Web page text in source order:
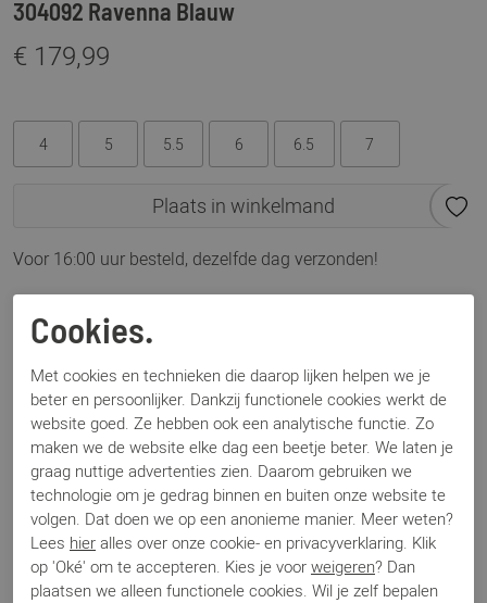
304092 Ravenna Blauw
€ 179,99
4 5 5.5 6 6.5 7
Plaats in winkelmand
Voor 16:00 uur besteld, dezelfde dag verzonden!
Omschrijving
304092 Ravenna H blauw
Specificaties
Merk
Hassia
Artikelnummer
304092 Ravenna
Breedtemaat
H
Los voetbed
Ja
Categorie
Pumps
Cookies.
Met cookies en technieken die daarop lijken helpen we je
beter en persoonlijker. Dankzij functionele cookies werkt de
website goed. Ze hebben ook een analytische functie. Zo
maken we de website elke dag een beetje beter. We laten je
graag nuttige advertenties zien. Daarom gebruiken we
technologie om je gedrag binnen en buiten onze website te
volgen. Dat doen we op een anonieme manier. Meer weten?
Lees hier alles over onze cookie- en privacyverklaring. Klik
op 'Oké' om te accepteren. Kies je voor weigeren? Dan
plaatsen we alleen functionele cookies. Wil je zelf bepalen